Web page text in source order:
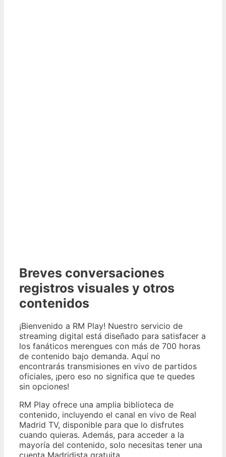
Breves conversaciones
registros visuales y otros
contenidos
¡Bienvenido a RM Play! Nuestro servicio de
streaming digital está diseñado para satisfacer a
los fanáticos merengues con más de 700 horas
de contenido bajo demanda. Aquí no
encontrarás transmisiones en vivo de partidos
oficiales, ¡pero eso no significa que te quedes
sin opciones!
RM Play ofrece una amplia biblioteca de
contenido, incluyendo el canal en vivo de Real
Madrid TV, disponible para que lo disfrutes
cuando quieras. Además, para acceder a la
mayoría del contenido, solo necesitas tener una